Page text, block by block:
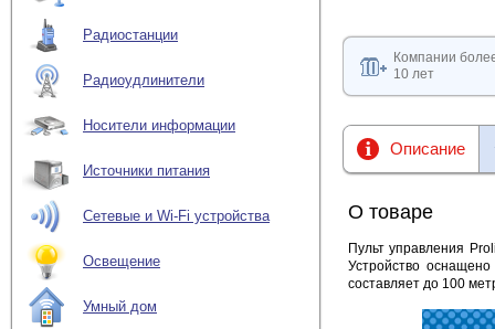
Радиостанции
Радиоудлинители
Носители информации
Источники питания
Сетевые и Wi-Fi устройства
Освещение
Умный дом
Компании
10 лет
Описание
О товаре
Пульт управления
Устройство
составляет до 100